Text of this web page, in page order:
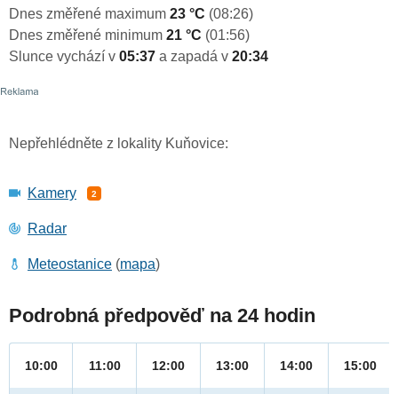
Dnes změřené maximum 23 °C (08:26)
Dnes změřené minimum 21 °C (01:56)
Slunce vychází v 05:37 a zapadá v 20:34
Nepřehlédněte z lokality Kuňovice:
Kamery 2
Radar
Meteostanice (mapa)
Podrobná předpověď na 24 hodin
10:00 11:00 12:00 13:00 14:00 15:00